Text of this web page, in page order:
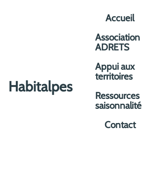
Aller au contenu principal
Habitalpes
Accueil
Association
ADRETS
Appui aux
territoires
Ressources
saisonnalité
Contact